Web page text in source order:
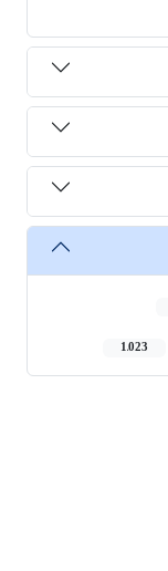
1,023